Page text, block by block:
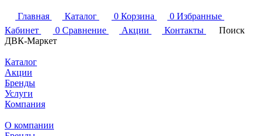
Главная Каталог 0 Корзина 0 Избранные
Кабинет
0 Сравнение Акции Контакты
Поиск
ДВК-Маркет
Каталог
Акции
Бренды
Услуги
Компания
О компании